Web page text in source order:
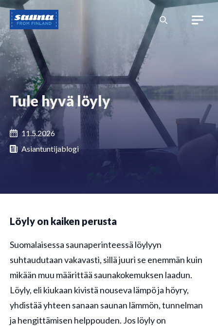
Siirry
sisältöön
Sauna
from
Finland
Tule hyvä löyly
11.5.2026
Asiantuntijablogi
Löyly on kaiken perusta
Suomalaisessa saunaperinteessä löylyyn
suhtaudutaan vakavasti, sillä juuri se enemmän kuin
mikään muu määrittää saunakokemuksen laadun.
Löyly, eli kiukaan kivistä nouseva lämpö ja höyry,
yhdistää yhteen sanaan saunan lämmön, tunnelman
ja hengittämisen helppouden. Jos löyly on